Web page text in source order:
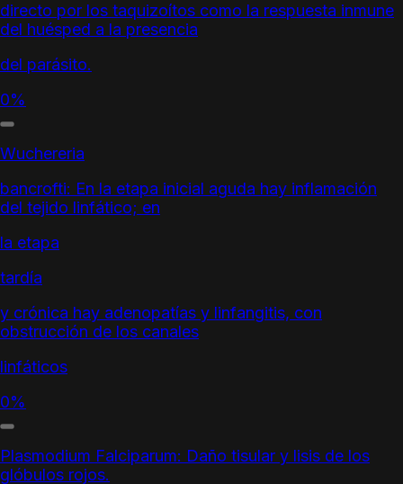
directo por los taquizoítos como la respuesta inmune
del huésped a la presencia
del parásito.
0%
Wuchereria
bancrofti: En la etapa inicial aguda hay inflamación
del tejido linfático; en
la etapa
tardía
y crónica hay adenopatías y linfangitis, con
obstrucción de los canales
linfáticos
0%
Plasmodium Falciparum: Daño tisular y lisis de los
glóbulos rojos.